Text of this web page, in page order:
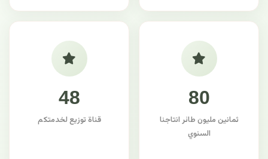
80
ثمانين مليون طائر انتاجنا
السنوي
48
قناة توزيع لخدمتكم